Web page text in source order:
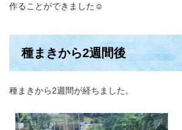
作ることができました☺
種まきから2週間後
種まきから2週間が経ちました。